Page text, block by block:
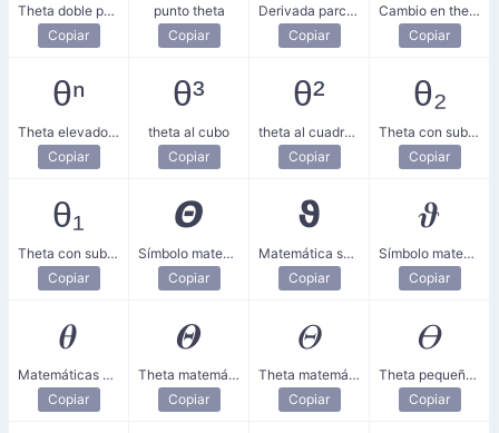
Theta doble punto
Copiar
punto theta
Copiar
Derivada parcial de theta
Copiar
Cambio en theta
Copiar
θⁿ
Theta elevado a n
Copiar
θ³
theta al cubo
Copiar
θ²
theta al cuadrado
Copiar
θ₂
Theta con subíndice 2
Copiar
θ₁
Theta con subíndice 1
Copiar
𝞗
Símbolo matemático sans-serif en negrita theta
Copiar
𝞋
Matemática sans-serif negrita theta pequeña
Copiar
𝝑
Símbolo matemático negrita cursiva theta
Copiar
𝜽
Matemáticas negrita cursiva theta pequeña
Copiar
𝜣
Theta matemática negrita cursiva mayúscula
Copiar
𝛩
Theta matemática mayúscula en cursiva
Copiar
𝛳
Theta pequeña cursiva matemática
Copiar